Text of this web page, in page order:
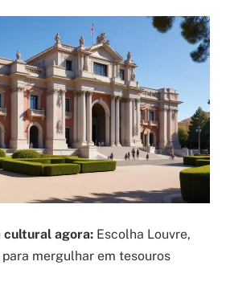
cultural agora: Escolha Louvre,
mergulhar em tesouros